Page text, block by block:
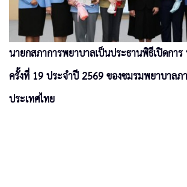
นายกสภาการพยาบาลเป็นประธานพิธีเปิดกา
ครั้งที่ 19 ประจำปี 2569 ของชมรมพยาบาลภ
ประเทศไทย